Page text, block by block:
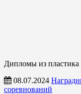
Дипломы из пластика
08.07.2024
соревнований